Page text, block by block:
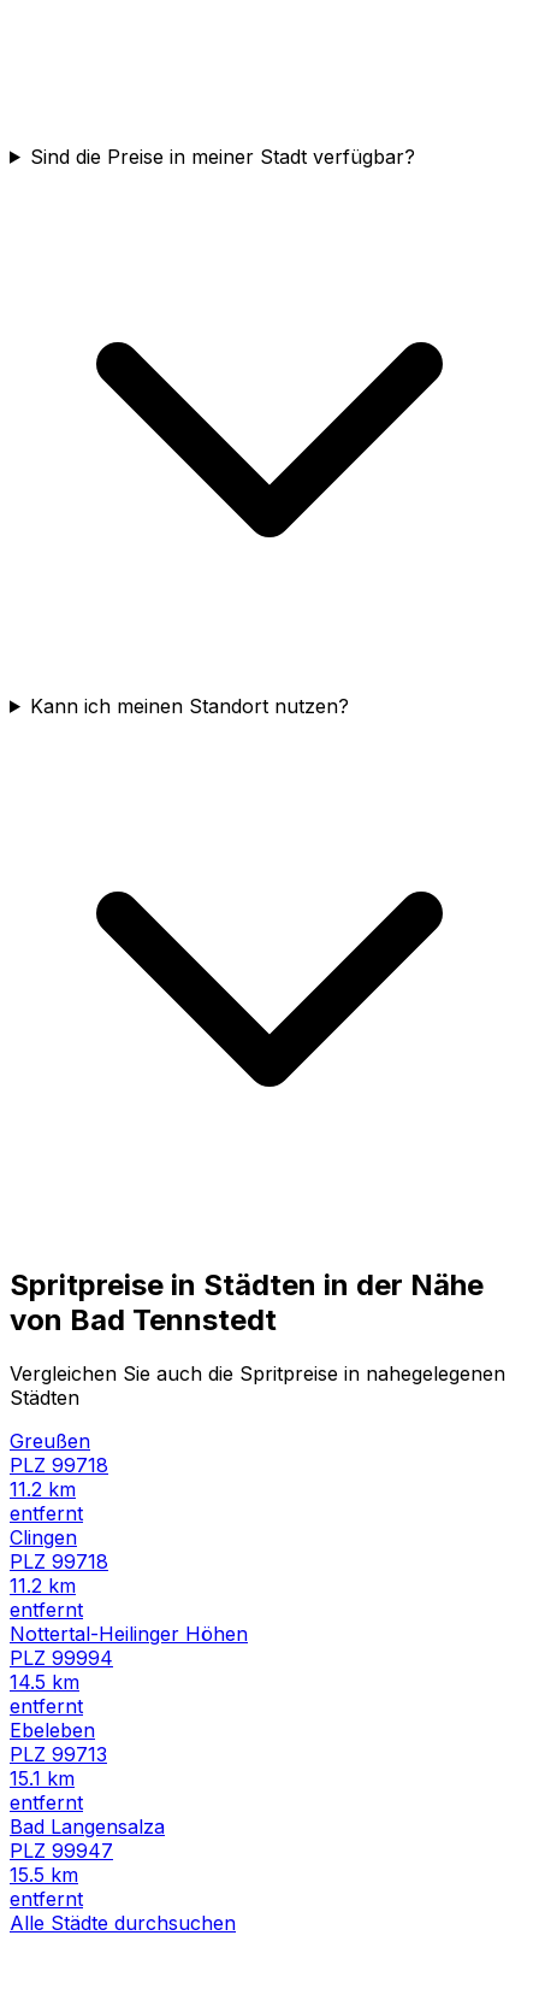
Sind die Preise in meiner Stadt verfügbar?
Kann ich meinen Standort nutzen?
Spritpreise in Städten in der Nähe
von Bad Tennstedt
Vergleichen Sie auch die Spritpreise in nahegelegenen
Städten
Greußen
PLZ 99718
11.2 km
entfernt
Clingen
PLZ 99718
11.2 km
entfernt
Nottertal-Heilinger Höhen
PLZ 99994
14.5 km
entfernt
Ebeleben
PLZ 99713
15.1 km
entfernt
Bad Langensalza
PLZ 99947
15.5 km
entfernt
Alle Städte durchsuchen